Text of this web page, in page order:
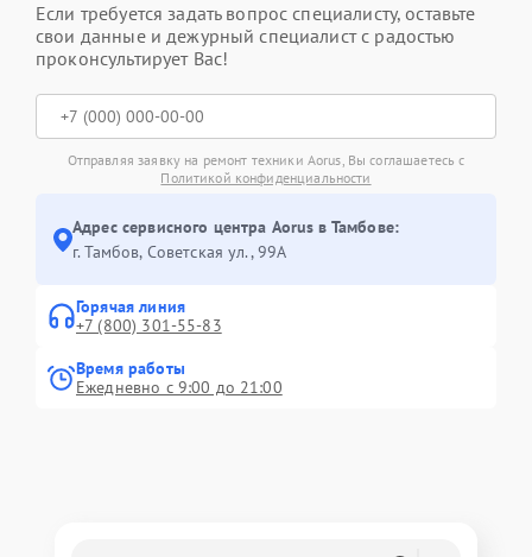
Если требуется задать вопрос специалисту, оставьте
свои данные и дежурный специалист с радостью
проконсультирует Вас!
Отправляя заявку на ремонт техники Aorus, Вы соглашаетесь с
Политикой конфиденциальности
Адрес сервисного центра Aorus в Тамбове:
г. Тамбов, Советская ул., 99А
Горячая линия
+7 (800) 301-55-83
Время работы
Ежедневно с 9:00 до 21:00